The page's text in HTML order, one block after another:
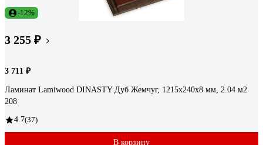
-12%
3 255 ₽
3 711 ₽
Ламинат Lamiwood DINASTY Дуб Жемчуг, 1215х240х8 мм, 2.04 м2
208
4.7(37)
В корзину